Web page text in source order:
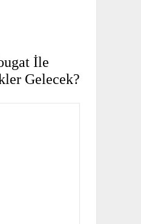
İle
Gelecek?